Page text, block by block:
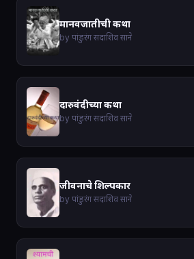
मानवजातीची कथा
by पांडुरंग सदाशिव साने
दारुवंदीच्या कथा
by पांडुरंग सदाशिव साने
जीवनाचे शिल्पकार
by पांडुरंग सदाशिव साने